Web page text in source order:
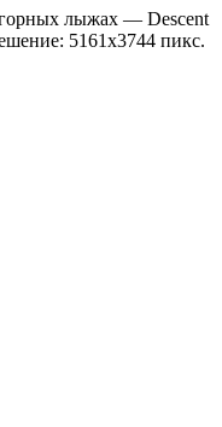
лыжах — Descent
5161х3744 пикс.